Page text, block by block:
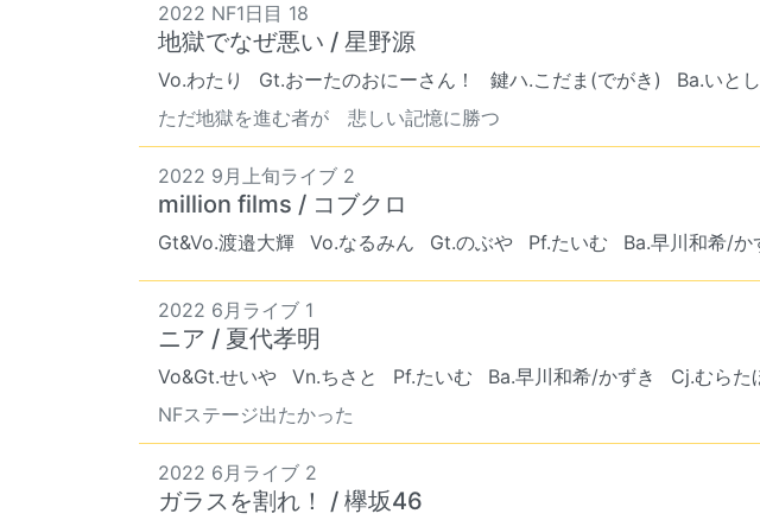
2022 NF1日目 18
地獄でなぜ悪い / 星野源
Vo.わたり Gt.おーたのおにーさん！ 鍵ハ.こだま(でがき) Ba.いと
ただ地獄を進む者が 悲しい記憶に勝つ
2022 9月上旬ライブ 2
million films / コブクロ
Gt&Vo.渡邉大輝 Vo.なるみん Gt.のぶや Pf.たいむ Ba.早川和希/か
2022 6月ライブ 1
ニア / 夏代孝明
Vo&Gt.せいや Vn.ちさと Pf.たいむ Ba.早川和希/かずき
Cj.むらた
NFステージ出たかった
2022 6月ライブ 2
ガラスを割れ！ / 欅坂46